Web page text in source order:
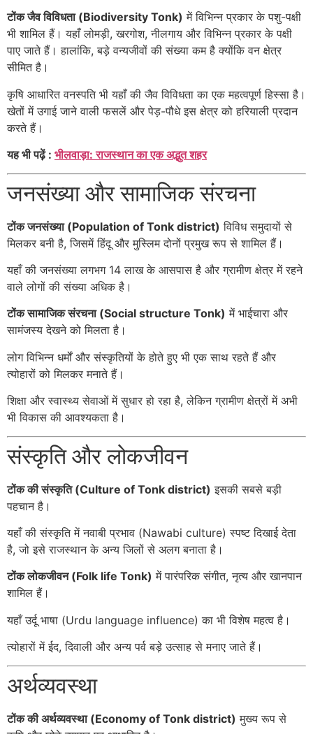
टोंक जैव विविधता (Biodiversity Tonk) में विभिन्न प्रकार के पशु-पक्षी
भी शामिल हैं। यहाँ लोमड़ी, खरगोश, नीलगाय और विभिन्न प्रकार के पक्षी
पाए जाते हैं। हालांकि, बड़े वन्यजीवों की संख्या कम है क्योंकि वन क्षेत्र
सीमित है।
कृषि आधारित वनस्पति भी यहाँ की जैव विविधता का एक महत्वपूर्ण हिस्सा है।
खेतों में उगाई जाने वाली फसलें और पेड़-पौधे इस क्षेत्र को हरियाली प्रदान
करते हैं।
यह भी पढ़ें : भीलवाड़ा: राजस्थान का एक अद्भुत शहर
जनसंख्या और सामाजिक संरचना
टोंक जनसंख्या (Population of Tonk district) विविध समुदायों से
मिलकर बनी है, जिसमें हिंदू और मुस्लिम दोनों प्रमुख रूप से शामिल हैं।
यहाँ की जनसंख्या लगभग 14 लाख के आसपास है और ग्रामीण क्षेत्र में रहने
वाले लोगों की संख्या अधिक है।
टोंक सामाजिक संरचना (Social structure Tonk) में भाईचारा और
सामंजस्य देखने को मिलता है।
लोग विभिन्न धर्मों और संस्कृतियों के होते हुए भी एक साथ रहते हैं और
त्योहारों को मिलकर मनाते हैं।
शिक्षा और स्वास्थ्य सेवाओं में सुधार हो रहा है, लेकिन ग्रामीण क्षेत्रों में अभी
भी विकास की आवश्यकता है।
संस्कृति और लोकजीवन
टोंक की संस्कृति (Culture of Tonk district) इसकी सबसे बड़ी
पहचान है।
यहाँ की संस्कृति में नवाबी प्रभाव (Nawabi culture) स्पष्ट दिखाई देता
है, जो इसे राजस्थान के अन्य जिलों से अलग बनाता है।
टोंक लोकजीवन (Folk life Tonk) में पारंपरिक संगीत, नृत्य और खानपान
शामिल हैं।
यहाँ उर्दू भाषा (Urdu language influence) का भी विशेष महत्व है।
त्योहारों में ईद, दिवाली और अन्य पर्व बड़े उत्साह से मनाए जाते हैं।
अर्थव्यवस्था
टोंक की अर्थव्यवस्था (Economy of Tonk district) मुख्य रूप से